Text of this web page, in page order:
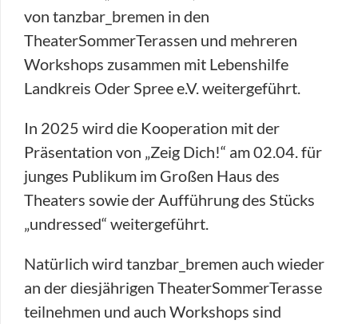
von tanzbar_bremen in den
TheaterSommerTerassen und mehreren
Workshops zusammen mit Lebenshilfe
Landkreis Oder Spree e.V. weitergeführt.
In 2025 wird die Kooperation mit der
Präsentation von „Zeig Dich!“ am 02.04. für
junges Publikum im Großen Haus des
Theaters sowie der Aufführung des Stücks
„undressed“ weitergeführt.
Natürlich wird tanzbar_bremen auch wieder
an der diesjährigen TheaterSommerTerasse
teilnehmen und auch Workshops sind